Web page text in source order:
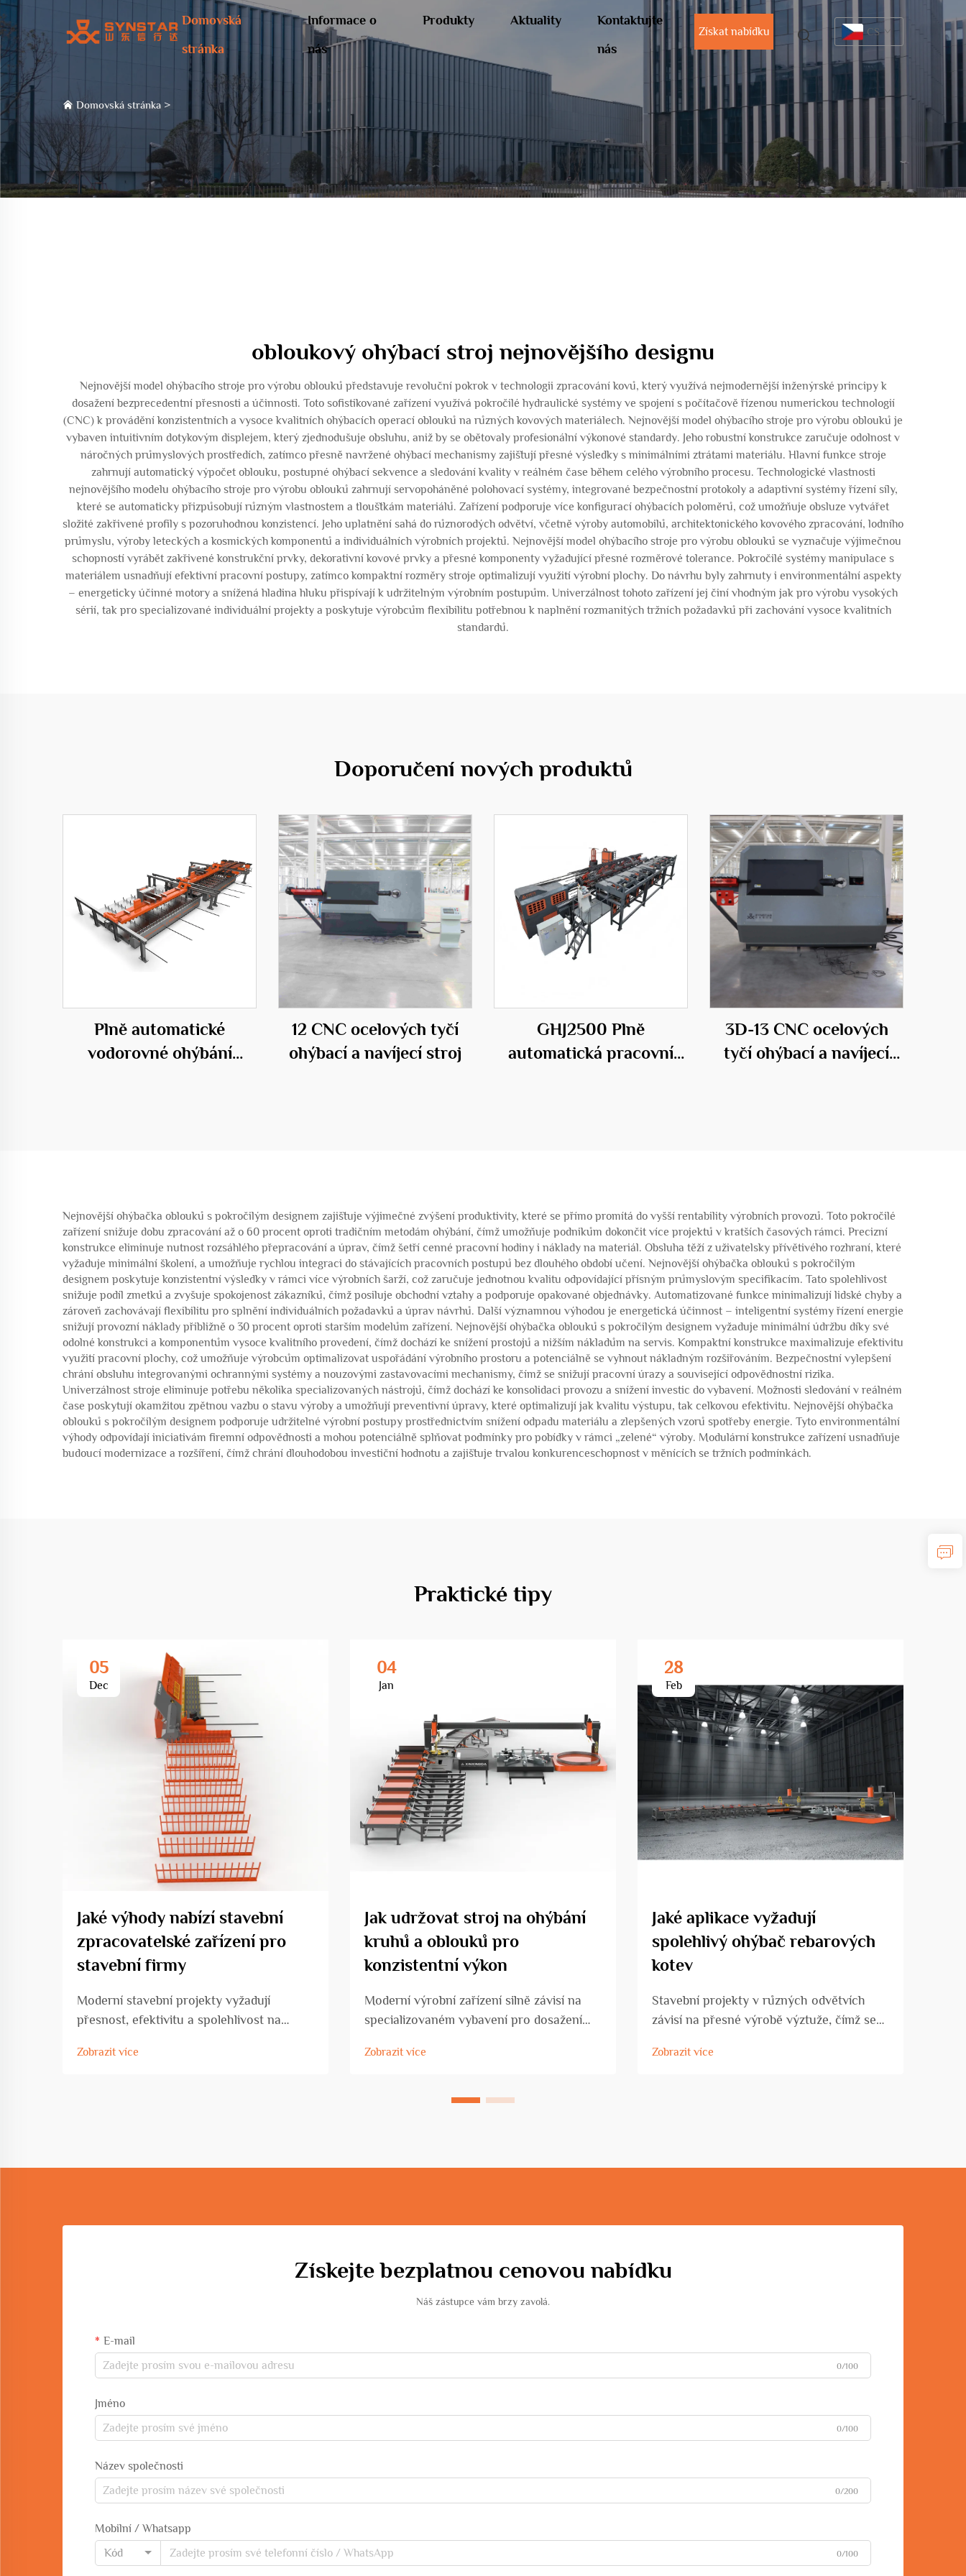
Domovská
stránka
Informace o
nás
Produkty Aktuality
Kontaktujte
nás
Získat nabídku CS
Domovská stránka >
obloukový ohýbací stroj nejnovějšího designu
Nejnovější model ohýbacího stroje pro výrobu oblouků představuje revoluční pokrok v technologii zpracování kovů, který využívá nejmodernější inženýrské principy k
dosažení bezprecedentní přesnosti a účinnosti. Toto sofistikované zařízení využívá pokročilé hydraulické systémy ve spojení s počítačově řízenou numerickou technologií
(CNC) k provádění konzistentních a vysoce kvalitních ohýbacích operací oblouků na různých kovových materiálech. Nejnovější model ohýbacího stroje pro výrobu oblouků je
vybaven intuitivním dotykovým displejem, který zjednodušuje obsluhu, aniž by se obětovaly profesionální výkonové standardy. Jeho robustní konstrukce zaručuje odolnost v
náročných průmyslových prostředích, zatímco přesně navržené ohýbací mechanismy zajišťují přesné výsledky s minimálními ztrátami materiálu. Hlavní funkce stroje
zahrnují automatický výpočet oblouku, postupné ohýbací sekvence a sledování kvality v reálném čase během celého výrobního procesu. Technologické vlastnosti
nejnovějšího modelu ohýbacího stroje pro výrobu oblouků zahrnují servopoháněné polohovací systémy, integrované bezpečnostní protokoly a adaptivní systémy řízení síly,
které se automaticky přizpůsobují různým vlastnostem a tloušťkám materiálů. Zařízení podporuje více konfigurací ohýbacích poloměrů, což umožňuje obsluze vytvářet
složité zakřivené profily s pozoruhodnou konzistencí. Jeho uplatnění sahá do různorodých odvětví, včetně výroby automobilů, architektonického kovového zpracování, lodního
průmyslu, výroby leteckých a kosmických komponentů a individuálních výrobních projektů. Nejnovější model ohýbacího stroje pro výrobu oblouků se vyznačuje výjimečnou
schopností vyrábět zakřivené konstrukční prvky, dekorativní kovové prvky a přesné komponenty vyžadující přesné rozměrové tolerance. Pokročilé systémy manipulace s
materiálem usnadňují efektivní pracovní postupy, zatímco kompaktní rozměry stroje optimalizují využití výrobní plochy. Do návrhu byly zahrnuty i environmentální aspekty
– energeticky účinné motory a snížená hladina hluku přispívají k udržitelným výrobním postupům. Univerzálnost tohoto zařízení jej činí vhodným jak pro výrobu vysokých
sérií, tak pro specializované individuální projekty a poskytuje výrobcům flexibilitu potřebnou k naplnění rozmanitých tržních požadavků při zachování vysoce kvalitních
standardů.
Doporučení nových produktů
Plně automatické
vodorovné ohýbání
12 CNC ocelových tyčí
ohýbací a navíjecí stroj
GHJ2500 Plně
automatická pracovní
3D-13 CNC ocelových
tyčí ohýbací a navíjecí
Nejnovější ohýbačka oblouků s pokročilým designem zajišťuje výjimečné zvýšení produktivity, které se přímo promítá do vyšší rentability výrobních provozů. Toto pokročilé
zařízení snižuje dobu zpracování až o 60 procent oproti tradičním metodám ohýbání, čímž umožňuje podnikům dokončit více projektů v kratších časových rámci. Precizní
konstrukce eliminuje nutnost rozsáhlého přepracování a úprav, čímž šetří cenné pracovní hodiny i náklady na materiál. Obsluha těží z uživatelsky přívětivého rozhraní, které
vyžaduje minimální školení, a umožňuje rychlou integraci do stávajících pracovních postupů bez dlouhého období učení. Nejnovější ohýbačka oblouků s pokročilým
designem poskytuje konzistentní výsledky v rámci více výrobních šarží, což zaručuje jednotnou kvalitu odpovídající přísným průmyslovým specifikacím. Tato spolehlivost
snižuje podíl zmetků a zvyšuje spokojenost zákazníků, čímž posiluje obchodní vztahy a podporuje opakované objednávky. Automatizované funkce minimalizují lidské chyby a
zároveň zachovávají flexibilitu pro splnění individuálních požadavků a úprav návrhů. Další významnou výhodou je energetická účinnost – inteligentní systémy řízení energie
snižují provozní náklady přibližně o 30 procent oproti starším modelům zařízení. Nejnovější ohýbačka oblouků s pokročilým designem vyžaduje minimální údržbu díky své
odolné konstrukci a komponentům vysoce kvalitního provedení, čímž dochází ke snížení prostojů a nižším nákladům na servis. Kompaktní konstrukce maximalizuje efektivitu
využití pracovní plochy, což umožňuje výrobcům optimalizovat uspořádání výrobního prostoru a potenciálně se vyhnout nákladným rozšiřováním. Bezpečnostní vylepšení
chrání obsluhu integrovanými ochrannými systémy a nouzovými zastavovacími mechanismy, čímž se snižují pracovní úrazy a související odpovědnostní rizika.
Univerzálnost stroje eliminuje potřebu několika specializovaných nástrojů, čímž dochází ke konsolidaci provozu a snížení investic do vybavení. Možnosti sledování v reálném
čase poskytují okamžitou zpětnou vazbu o stavu výroby a umožňují preventivní úpravy, které optimalizují jak kvalitu výstupu, tak celkovou efektivitu. Nejnovější ohýbačka
oblouků s pokročilým designem podporuje udržitelné výrobní postupy prostřednictvím snížení odpadu materiálu a zlepšených vzorů spotřeby energie. Tyto environmentální
výhody odpovídají iniciativám firemní odpovědnosti a mohou potenciálně splňovat podmínky pro pobídky v rámci „zelené“ výroby. Modulární konstrukce zařízení usnadňuje
budoucí modernizace a rozšíření, čímž chrání dlouhodobou investiční hodnotu a zajišťuje trvalou konkurenceschopnost v měnících se tržních podmínkách.
Praktické tipy
05
Dec
Jaké výhody nabízí stavební
zpracovatelské zařízení pro
stavební firmy
Moderní stavební projekty vyžadují
přesnost, efektivitu a spolehlivost na
firmy čelí rostoucímu tlaku, aby dodaly
Zobrazit více
04
Jan
Jak udržovat stroj na ohýbání
kruhů a oblouků pro
konzistentní výkon
Moderní výrobní zařízení silně závisí na
specializovaném vybavení pro dosažení
ohýbání kruhů a oblouků představuje
konzistentních zakřivených profilů při
Zobrazit více
28
Feb
Jaké aplikace vyžadují
spolehlivý ohýbač rebarových
kotev
Stavební projekty v různých odvětvích
závisí na přesné výrobě výztuže, čímž se
nezbytným zařízením pro stavební firmy,
Zobrazit více
Získejte bezplatnou cenovou nabídku
Náš zástupce vám brzy zavolá.
E-mail
0/100
Jméno
0/100
Název společnosti
0/200
Mobilní / Whatsapp
Kód
0/100